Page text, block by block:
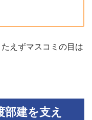
えずマスコミの目は
建を支え